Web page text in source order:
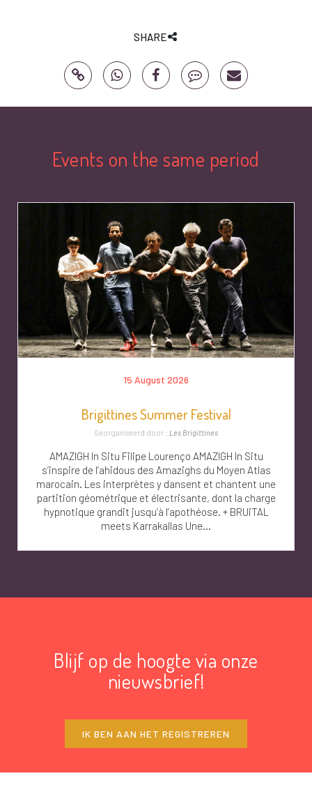
SHARE
Events on the same period
15 August 2026
Brigittines Summer Festival
Georganiseerd door : Les Brigittines
AMAZIGH In Situ Filipe Lourenço AMAZIGH In Situ
s’inspire de l’ahidous des Amazighs du Moyen Atlas
marocain. Les interprètes y dansent et chantent une
partition géométrique et électrisante, dont la charge
hypnotique grandit jusqu’à l’apothéose. + BRUiTAL
meets Karrakallas Une...
Blijf op de hoogte via onze
nieuwsbrief!
IK BEN AAN HET REGISTREREN